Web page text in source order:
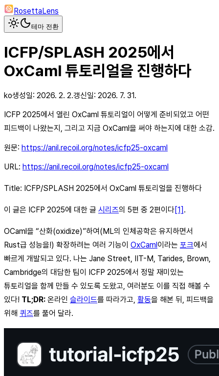
RosettaLens
테마 전환
ICFP/SPLASH 2025에서
OxCaml 튜토리얼을 진행하다
ko생성일: 2026. 2. 2.갱신일: 2026. 7. 31.
ICFP 2025에서 열린 OxCaml 튜토리얼이 어떻게 준비되었고 어떤
피드백이 나왔는지, 그리고 지금 OxCaml을 써야 하는지에 대한 소감.
원문: https://anil.recoil.org/notes/icfp25-oxcaml
URL: https://anil.recoil.org/notes/icfp25-oxcaml
Title: ICFP/SPLASH 2025에서 OxCaml 튜토리얼을 진행하다
이 글은 ICFP 2025에 대한 글 시리즈의 5편 중 2편이다[1] .
OCaml을 “산화(oxidize)”하여(ML의 인체공학은 유지하면서
Rust급 성능을!) 확장하려는 여러 기능이 OxCaml이라는 포크에서
빠르게 개발되고 있다. 나는 Jane Street, IIT-M, Tarides, Brown,
Cambridge의 대담한 팀이 ICFP 2025에서 정말 재미있는
튜토리얼을 함께 만들 수 있도록 도왔고, 여러분도 이를 직접 해볼 수
있다! TL;DR: 온라인 슬라이드를 따라가고, 활동을 해본 뒤, 피드백을
위해 퀴즈를 풀어 달라.